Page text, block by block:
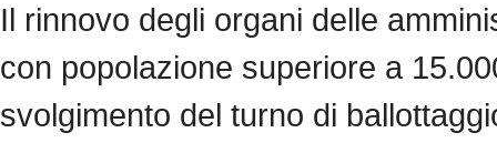
Il rinnovo degli organi delle
con popolazione superiore a
svolgimento del turno di